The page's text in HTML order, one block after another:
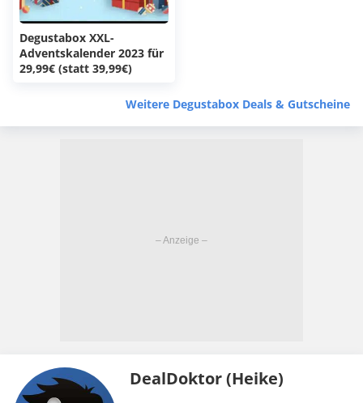
Degustabox XXL-
Adventskalender 2023 für
29,99€ (statt 39,99€)
Weitere Degustabox Deals & Gutscheine
DealDoktor (Heike)